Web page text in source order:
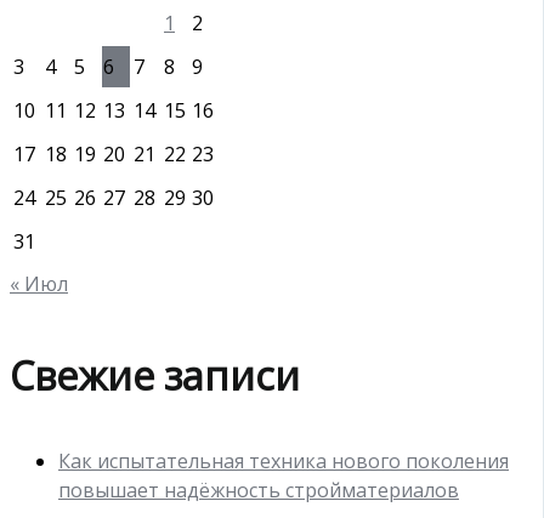
1
2
3
4 5 6 7 8
9
10 11 12 13 14 15 16
17 18 19 20 21 22 23
24 25 26 27 28 29 30
31
« Июл
Свежие записи
Как испытательная техника нового поколения
повышает надёжность стройматериалов